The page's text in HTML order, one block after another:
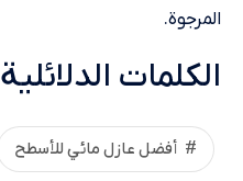
المرجوة.
الكلمات الدلائلية
أفضل عازل مائي للأسطح